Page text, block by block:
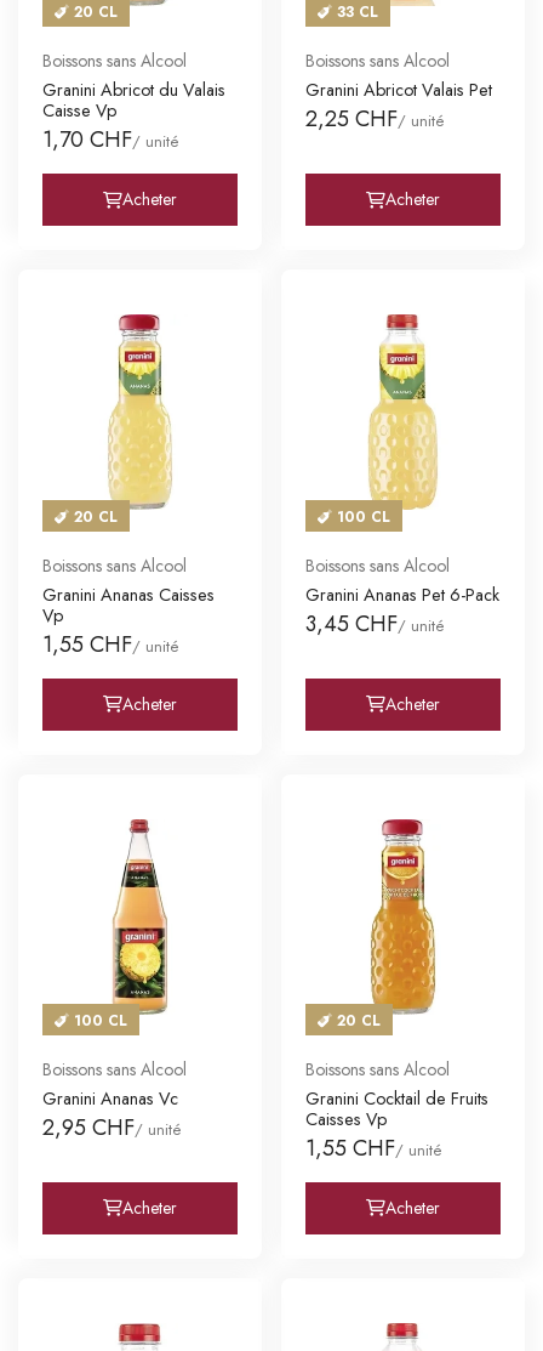
20 CL
Boissons sans Alcool
Granini Abricot du Valais
Caisse Vp
1,70 CHF/ unité
Acheter
33 CL
Boissons sans Alcool
Granini Abricot Valais Pet
2,25 CHF/ unité
Acheter
20 CL
Boissons sans Alcool
Granini Ananas Caisses
Vp
1,55 CHF/ unité
Acheter
100 CL
Boissons sans Alcool
Granini Ananas Pet 6-Pack
3,45 CHF/ unité
Acheter
100 CL
Boissons sans Alcool
Granini Ananas Vc
2,95 CHF/ unité
Acheter
20 CL
Boissons sans Alcool
Granini Cocktail de Fruits
Caisses Vp
1,55 CHF/ unité
Acheter